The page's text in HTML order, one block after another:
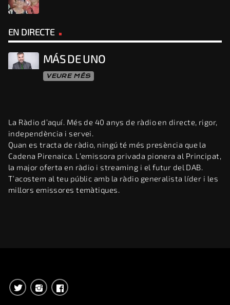
EN DIRECTE
MÁS DE UNO
VEURE MÉS
La Ràdio d’aquí. Més de 40 anys de ràdio en directe, rigor,
independència i servei.
Quan es tracta de ràdio, ningú té més presència que la
Cadena Pirenaica. L’emissora privada pionera al Principat,
la major oferta en ràdio i streaming i el futur del DAB.
T’acostem al teu públic amb la ràdio generalista líder i les
millors emissores temàtiques.